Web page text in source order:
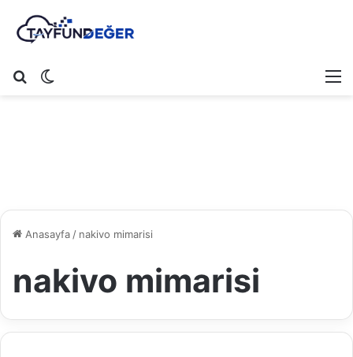
Arama yap ...
Anasayfa/ nakivo mimarisi
nakivo mimarisi